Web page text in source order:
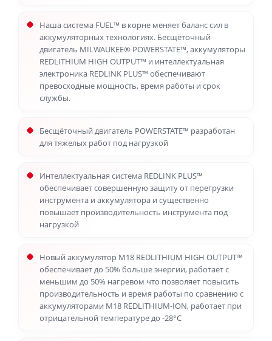
Наша система FUEL™ в корне меняет баланс сил в
аккумуляторных технологиях. Бесщёточный
двигатель MILWAUKEE® POWERSTATE™, аккумуляторы
REDLITHIUM HIGH OUTPUT™ и интеллектуальная
электроника REDLINK PLUS™ обеспечивают
превосходные мощность, время работы и срок
службы.
Бесщёточный двигатель POWERSTATE™ разработан
для тяжелых работ под нагрузкой
Интеллектуальная система REDLINK PLUS™
обеспечивает совершенную защиту от перегрузки
инструмента и аккумулятора и существенно
повышает производительность инструмента под
нагрузкой
Новый аккумулятор M18 REDLITHIUM HIGH OUTPUT™
обеспечивает до 50% больше энергии, работает с
меньшим до 50% нагревом что позволяет повысить
производительность и время работы по сравнению с
аккумуляторами M18 REDLITHIUM-ION, работает при
отрицательной температуре до -28°С